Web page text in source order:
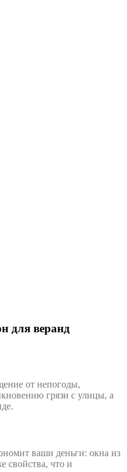
для веранд
от непогоды,
грязи с улицы, а
ваши деньги: окна из
что и